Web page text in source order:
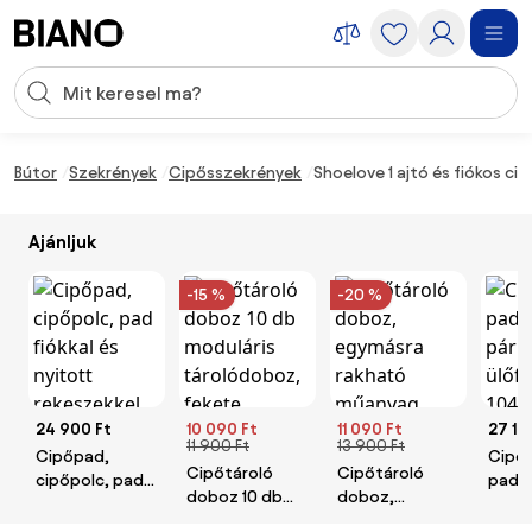
Keresési bevitel
Bútor Szekrények Cipősszekrények Shoelove 1 ajtó és fiókos
Ajánljuk
24 900 Ft
Cipőpad,
cipőpolc, pad
-15 %
10 090 Ft
11 900 Ft
Cipőtároló
doboz 10 db
-20 %
11 090 Ft
13 900 Ft
Cipőtároló
doboz,
27
pad,